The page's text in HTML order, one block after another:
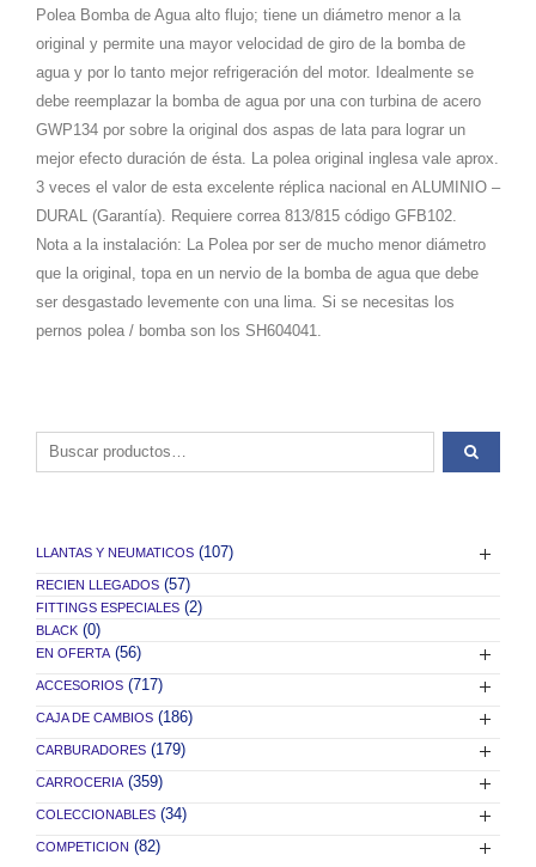
Polea Bomba de Agua alto flujo; tiene un diámetro menor a la
original y permite una mayor velocidad de giro de la bomba de
agua y por lo tanto mejor refrigeración del motor. Idealmente se
debe reemplazar la bomba de agua por una con turbina de acero
GWP134 por sobre la original dos aspas de lata para lograr un
mejor efecto duración de ésta. La polea original inglesa vale aprox.
3 veces el valor de esta excelente réplica nacional en ALUMINIO –
DURAL (Garantía). Requiere correa 813/815 código GFB102.
Nota a la instalación: La Polea por ser de mucho menor diámetro
que la original, topa en un nervio de la bomba de agua que debe
ser desgastado levemente con una lima. Si se necesitas los
pernos polea / bomba son los SH604041.
Buscar por:
LLANTAS Y NEUMATICOS (107)
RECIEN LLEGADOS (57)
FITTINGS ESPECIALES (2)
BLACK (0)
EN OFERTA (56)
ACCESORIOS (717)
CAJA DE CAMBIOS (186)
CARBURADORES (179)
CARROCERIA (359)
COLECCIONABLES (34)
COMPETICION (82)